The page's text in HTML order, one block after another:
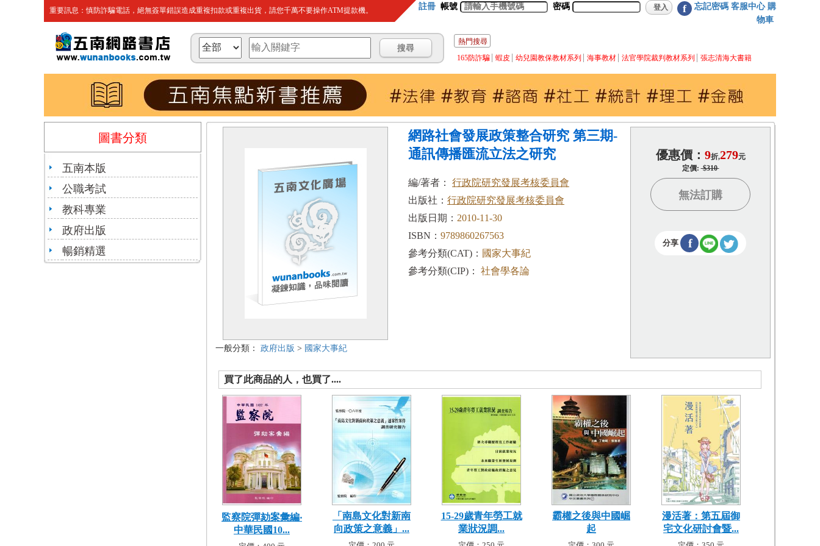
重要訊息：慎防詐騙電話，絕無簽單錯誤造成重複扣款或重複出貨，請您千萬不要操作ATM提款機。 註冊 帳號 密碼 f 忘記密碼 客服中心 購
物車
熱門搜尋
165防詐騙
蝦皮 幼兒園教保教材系列 海事教材 法官學院裁判教材系列 張志清海大書籍
圖書分類
五南本版
公職考試
教科專業
政府出版
暢銷精選
一般分類： 政府出版 > 國家大事紀
網路社會發展政策整合研究 第三期-
通訊傳播匯流立法之研究
編/著者： 行政院研究發展考核委員會
出版社： 行政院研究發展考核委員會
出版日期： 2010-11-30
ISBN： 9789860267563
參考分類(CAT)： 國家大事紀
參考分類(CIP)：
社會學各論
優惠價： 9折,279元
定價:$310
無法訂購
分享 f
買了此商品的人，也買了....
監察院彈劾案彙編‧
中華民國10...
「南島文化對新南
向政策之意義」...
15-29歲青年勞工就
業狀況調...
霸權之後與中國崛
起
漫活著：第五屆御
宅文化研討會暨...